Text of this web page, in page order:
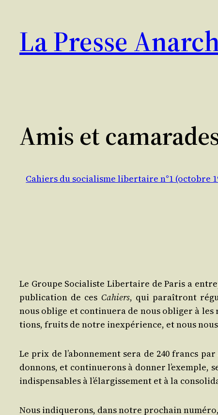
contenu
La Presse
Amis et
Cahiers du socialisme libertaire n°1 (octobre
Le Groupe Socia­liste Liber­taire de Paris a
publi­ca­tion de ces Cahiers, qui paraî­tront
nous oblige et conti­nue­ra de nous obli­ger à
tions, fruits de notre inex­pé­rience, et nous
Le prix de l’abonnement sera de 240 francs
don­nons, et conti­nue­rons à don­ner l’exemple,
indis­pen­sables à l’élargissement et à la
Nous indi­que­rons, dans notre pro­chain